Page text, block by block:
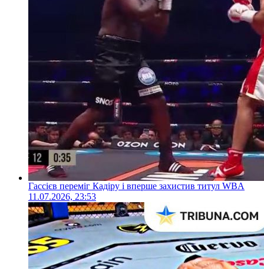
Гассієв переміг Кадіру і вперше захистив титул WBA
11.07.2026, 23:53